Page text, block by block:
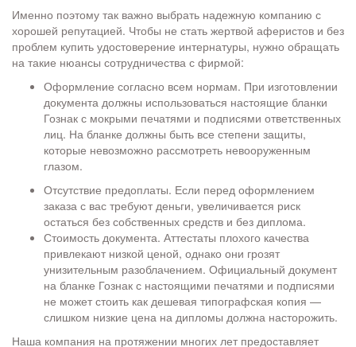
Именно поэтому так важно выбрать надежную компанию с
хорошей репутацией. Чтобы не стать жертвой аферистов и без
проблем купить удостоверение интернатуры, нужно обращать
на такие нюансы сотрудничества с фирмой:
Оформление согласно всем нормам. При изготовлении
документа должны использоваться настоящие бланки
Гознак с мокрыми печатями и подписями ответственных
лиц. На бланке должны быть все степени защиты,
которые невозможно рассмотреть невооруженным
глазом.
Отсутствие предоплаты. Если перед оформлением
заказа с вас требуют деньги, увеличивается риск
остаться без собственных средств и без диплома.
Стоимость документа. Аттестаты плохого качества
привлекают низкой ценой, однако они грозят
унизительным разоблачением. Официальный документ
на бланке Гознак с настоящими печатями и подписями
не может стоить как дешевая типографская копия —
слишком низкие цена на дипломы должна насторожить.
Наша компания на протяжении многих лет предоставляет